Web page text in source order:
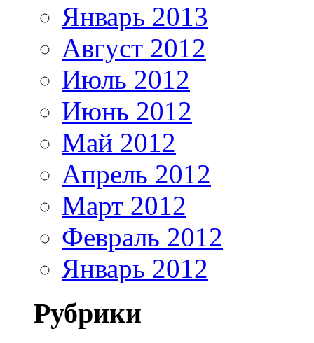
Январь 2013
Август 2012
Июль 2012
Июнь 2012
Май 2012
Апрель 2012
Март 2012
Февраль 2012
Январь 2012
Рубрики